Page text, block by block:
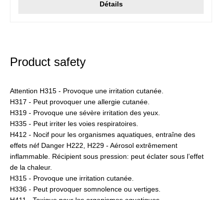
Détails
Product safety
Attention H315 - Provoque une irritation cutanée.
H317 - Peut provoquer une allergie cutanée.
H319 - Provoque une sévère irritation des yeux.
H335 - Peut irriter les voies respiratoires.
H412 - Nocif pour les organismes aquatiques, entraîne des
effets néf Danger H222, H229 - Aérosol extrêmement
inflammable. Récipient sous pression: peut éclater sous l’effet
de la chaleur.
H315 - Provoque une irritation cutanée.
H336 - Peut provoquer somnolence ou vertiges.